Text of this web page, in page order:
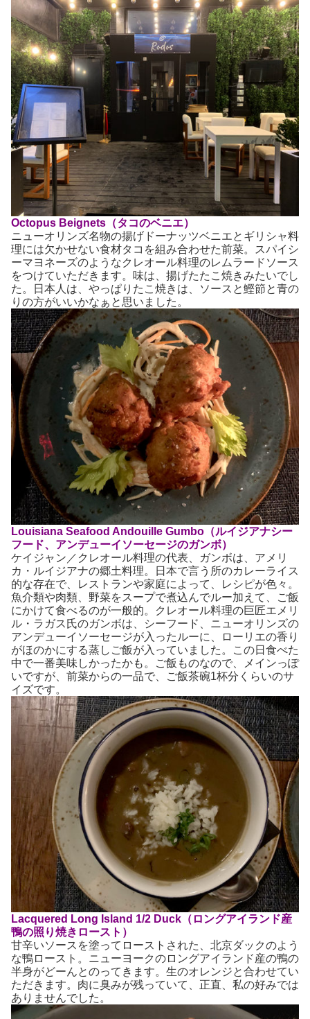
Octopus Beignets（タコのベニエ）
ニューオリンズ名物の揚げドーナッツベニエとギリシャ料
理には欠かせない食材タコを組み合わせた前菜。スパイシ
ーマヨネーズのようなクレオール料理のレムラードソース
をつけていただきます。味は、揚げたたこ焼きみたいでし
た。日本人は、やっぱりたこ焼きは、ソースと鰹節と青の
りの方がいいかなぁと思いました。
Louisiana Seafood Andouille Gumbo（ルイジアナシー
フード、アンデューイソーセージのガンボ）
ケイジャン／クレオール料理の代表、ガンボは、アメリ
カ・ルイジアナの郷土料理。日本で言う所のカレーライス
的な存在で、レストランや家庭によって、レシピが色々。
魚介類や肉類、野菜をスープで煮込んでルー加えて、ご飯
にかけて食べるのが一般的。クレオール料理の巨匠エメリ
ル・ラガス氏のガンボは、シーフード、ニューオリンズの
アンデューイソーセージが入ったルーに、ローリエの香り
がほのかにする蒸しご飯が入っていました。この日食べた
中で一番美味しかったかも。ご飯ものなので、メインっぽ
いですが、前菜からの一品で、ご飯茶碗1杯分くらいのサ
イズです。
Lacquered Long Island 1/2 Duck（ロングアイランド産
鴨の照り焼きロースト）
甘辛いソースを塗ってローストされた、北京ダックのよう
な鴨ロースト。ニューヨークのロングアイランド産の鴨の
半身がどーんとのってきます。生のオレンジと合わせてい
ただきます。肉に臭みが残っていて、正直、私の好みでは
ありませんでした。